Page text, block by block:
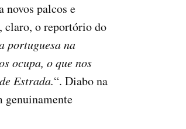
novos palcos e
claro, o reportório do
portuguesa na
ocupa, o que nos
Estrada.“. Diabo na
genuinamente